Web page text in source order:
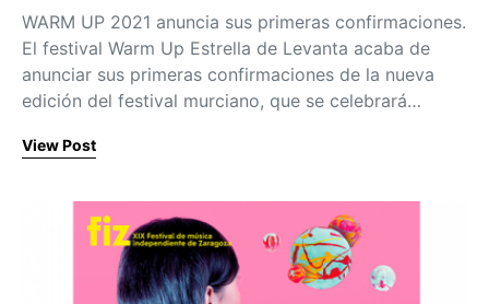
WARM UP 2021 anuncia sus primeras confirmaciones.
El festival Warm Up Estrella de Levanta acaba de
anunciar sus primeras confirmaciones de la nueva
edición del festival murciano, que se celebrará…
View Post